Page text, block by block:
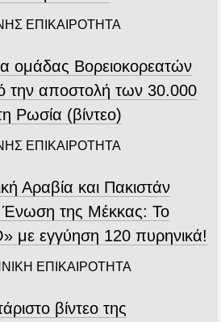
ΕΠΙΚΑΙΡΟΤΗΤΑ
ομάδας Βορειοκορεατών
την αποστολή των 30.000
Ρωσία (βίντεο)
ΕΠΙΚΑΙΡΟΤΗΤΑ
Αραβία και Πακιστάν
της Μέκκας: Το
με εγγύηση 120 πυρηνικά!
ΕΠΙΚΑΙΡΟΤΗΤΑ
βίντεο της